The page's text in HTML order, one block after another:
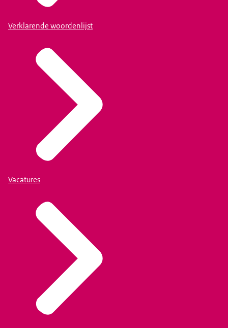
Verklarende woordenlijst
Vacatures